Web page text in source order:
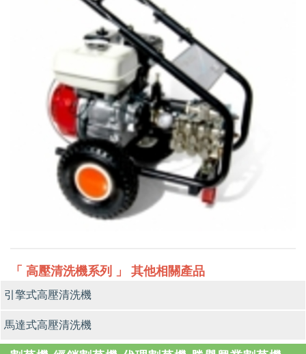
「 高壓清洗機系列 」 其他相關產品
引擎式高壓清洗機
馬達式高壓清洗機